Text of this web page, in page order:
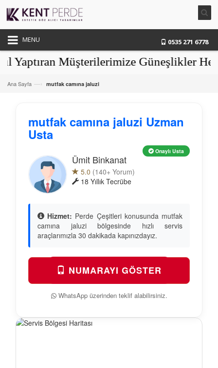
0535 271 6778
MENU
Müşterilerimize Güneşlikler
Ana Sayfa —› mutfak camına jaluzi
mutfak camına jaluzi Uzman
Usta
Onaylı Usta
Ümit Binkanat
5.0 (140+ Yorum)
18 Yıllık Tecrübe
Hizmet: Perde Çeşitleri konusunda mutfak
camına jaluzi bölgesinde hızlı servis
araçlarımızla 30 dakikada kapınızdayız.
NUMARAYI GÖSTER
WhatsApp üzerinden teklif alabilirsiniz.